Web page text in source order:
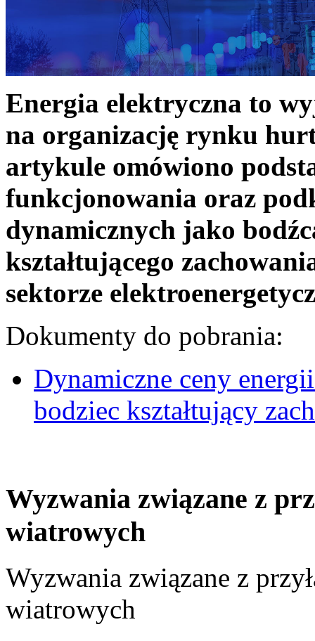
Energia elektryczna to
na organizację rynku
artykule omówiono
funkcjonowania oraz
dynamicznych jako
kształtującego
sektorze
Dokumenty do pobrania:
Dynamiczne ceny
bodziec kształtujący
Wyzwania związane z
wiatrowych
Wyzwania związane z
wiatrowych